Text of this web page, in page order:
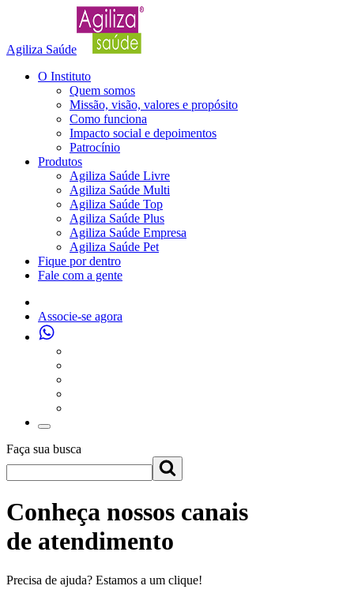
Agiliza Saúde
O Instituto
Quem somos
Missão, visão, valores e propósito
Como funciona
Impacto social e depoimentos
Patrocínio
Produtos
Agiliza Saúde Livre
Agiliza Saúde Multi
Agiliza Saúde Top
Agiliza Saúde Plus
Agiliza Saúde Empresa
Agiliza Saúde Pet
Fique por dentro
Fale com a gente
Associe-se agora
Faça sua busca
Conheça nossos canais
de atendimento
Precisa de ajuda? Estamos a um clique!